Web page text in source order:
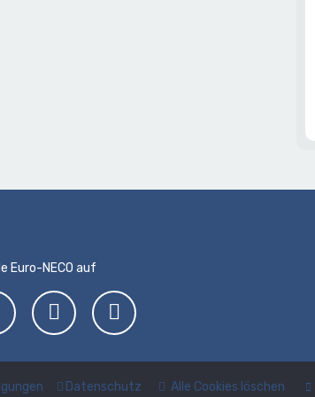
Euro-NECO auf
Alle Cookies löschen
Datenschutz